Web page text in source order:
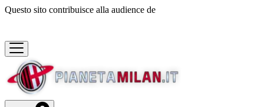
Questo sito contribuisce alla audience de